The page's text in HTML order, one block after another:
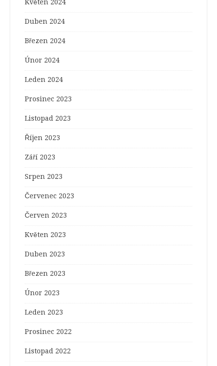
Květen 2024
Duben 2024
Březen 2024
Únor 2024
Leden 2024
Prosinec 2023
Listopad 2023
Říjen 2023
Září 2023
Srpen 2023
Červenec 2023
Červen 2023
Květen 2023
Duben 2023
Březen 2023
Únor 2023
Leden 2023
Prosinec 2022
Listopad 2022